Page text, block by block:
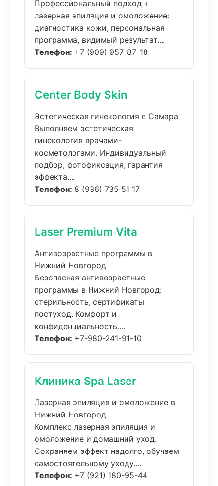
Профессиональный подход к
лазерная эпиляция и омоложение:
диагностика кожи, персональная
программа, видимый результат....
Телефон: +7 (909) 957-87-18
Center Body Skin
Эстетическая гинекология в Самара
Выполняем эстетическая
гинекология врачами-
косметологами. Индивидуальный
подбор, фотофиксация, гарантия
эффекта....
Телефон: 8 (936) 735 51 17
Laser Premium Vita
Антивозрастные программы в
Нижний Новгород
Безопасная антивозрастные
программы в Нижний Новгород:
стерильность, сертификаты,
постуход. Комфорт и
конфиденциальность....
Телефон: +7-980-241-91-10
Клиника Spa Laser
Лазерная эпиляция и омоложение в
Нижний Новгород
Комплекс лазерная эпиляция и
омоложение и домашний уход.
Сохраняем эффект надолго, обучаем
самостоятельному уходу....
Телефон: +7 (921) 180-95-44